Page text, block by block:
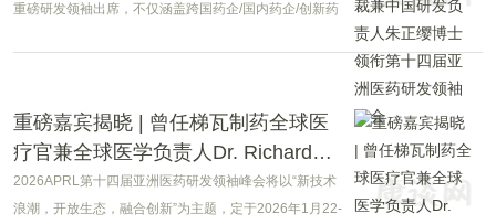
峰会
重磅研发领袖出席，不仅涵盖跨国药企/国内药企/创新药
重磅嘉宾揭晓 | 曾任梯瓦制药全球医
疗官兼全球医学负责人Dr. Richard
Nieman领衔2026 APRL第十三届亚洲
医药研发领袖峰会
2026APRL第十四届亚洲医药研发领袖峰会将以“新技术
浪潮，开放生态，融合创新”为主题，定于2026年1月22-